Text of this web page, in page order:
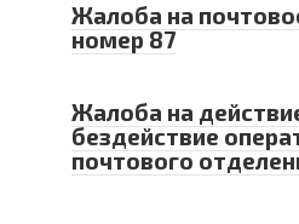
Жалоба на
номер 87
Жалоба на
бездействие
почтового